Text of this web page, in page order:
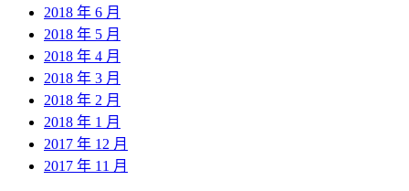
2018 年 6 月
2018 年 5 月
2018 年 4 月
2018 年 3 月
2018 年 2 月
2018 年 1 月
2017 年 12 月
2017 年 11 月